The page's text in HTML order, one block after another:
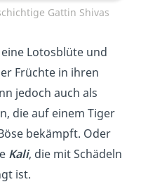
Gattin Shivas
Lotosblüte und
Früchte in ihren
jedoch auch als
die auf einem Tiger
bekämpft. Oder
Kali, die mit Schädeln
ist.